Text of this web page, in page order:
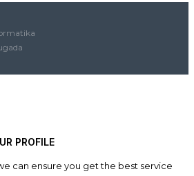
PROFILE
can ensure you get the best service